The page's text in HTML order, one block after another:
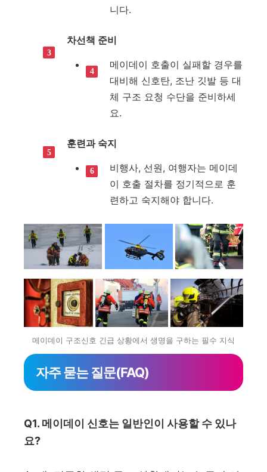
니다.
차선책 준비
메이데이 호출이 실패할 경우를
대비해 신호탄, 조난 깃발 등 대
체 구조 요청 수단을 준비하세
요.
훈련과 숙지
비행사, 선원, 여행자는 메이데
이 호출 절차를 정기적으로 훈
련하고 숙지해야 합니다.
메이데이 구조신호 긴급 상황에서 생명을 구하는 필수 지식
자주 묻는 질문(FAQ)
Q1. 메이데이 신호는 일반인이 사용할 수 있나
요?